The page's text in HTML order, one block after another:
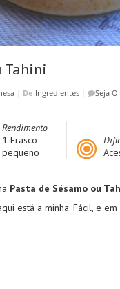
Tahini
De Ingredientes Seja
Rendimento
1 Frasco
pequeno
Pasta de Sésamo ou
está a minha. Fácil, e